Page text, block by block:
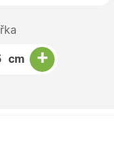
cm +
Zvýšit množství